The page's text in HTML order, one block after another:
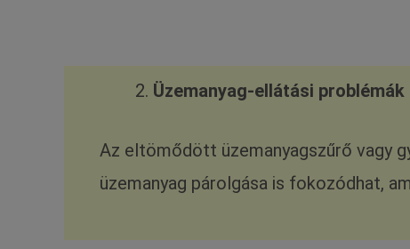
Üzemanyag-ellátási problémák
Az eltömődött üzemanyagszűrő vagy
üzemanyag párolgása is fokozódhat,